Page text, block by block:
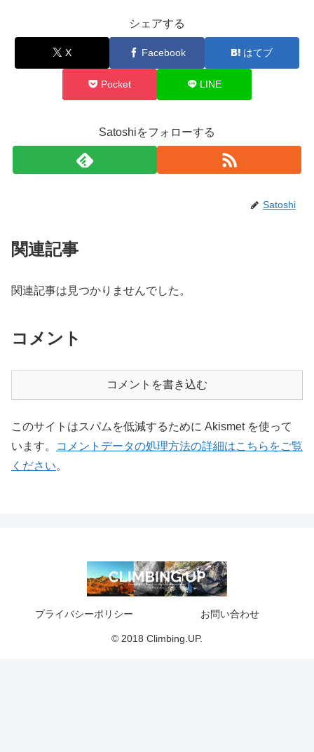
シェアする
X Facebook はてブ
Pocket LINE
Satoshiをフォローする
Satoshi
関連記事
関連記事は見つかりませんでした。
コメント
コメントを書き込む
このサイトはスパムを低減するために Akismet を使って
います。
コメントデータの処理方法の詳細はこちらをご覧
ください。
プライバシーポリシー お問い合わせ
© 2018 Climbing.UP.